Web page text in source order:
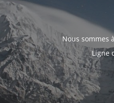
Nous sommes
Ligne